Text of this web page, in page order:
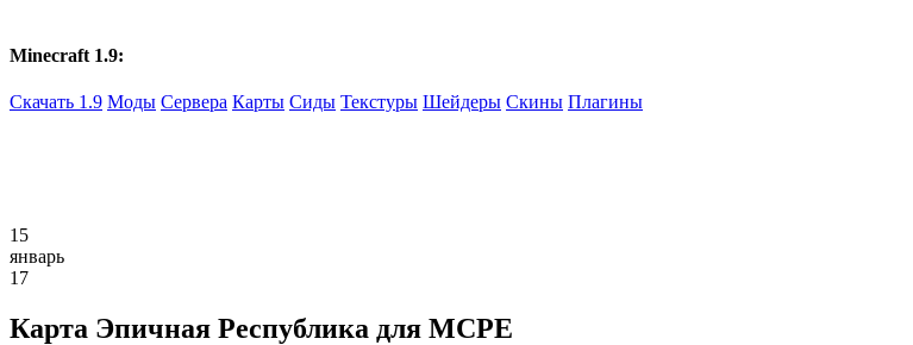
Minecraft 1.9:
Скачать 1.9 Моды Сервера Карты Сиды Текстуры Шейдеры Скины Плагины
15
январь
17
Карта Эпичная Республика для MCPE